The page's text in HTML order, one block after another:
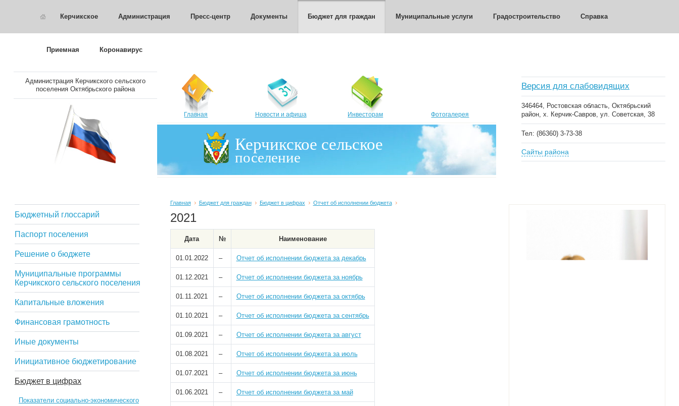
Керчикское Администрация Пресс-центр Документы Бюджет для граждан Муниципальные услуги Градостроительство Справка
Приемная Коронавирус
Администрация Керчикского сельского
поселения Октябрьского района
Главная Новости и афиша Инвесторам Фотогалерея
Керчикское сельское
поселение
Версия для слабовидящих
346464, Ростовская область, Октябрьский
район, х. Керчик-Савров, ул. Советская, 38
Тел: (86360) 3-73-38
Сайты района
Бюджетный глоссарий
Паспорт поселения
Решение о бюджете
Муниципальные программы
Керчикского сельского поселения
Капитальные вложения
Финансовая грамотность
Иные документы
Инициативное бюджетирование
Бюджет в цифрах
Показатели социально-экономического
Главная Бюджет для граждан Бюджет в цифрах Отчет об исполнении бюджета
2021
Дата № Наименование
01.01.2022 – Отчет об исполнении бюджета за декабрь
01.12.2021 – Отчет об исполнении бюджета за ноябрь
01.11.2021 – Отчет об исполнении бюджета за октябрь
01.10.2021 – Отчет об исполнении бюджета за сентябрь
01.09.2021 – Отчет об исполнении бюджета за август
01.08.2021 – Отчет об исполнении бюджета за июль
01.07.2021 – Отчет об исполнении бюджета за июнь
01.06.2021 – Отчет об исполнении бюджета за май